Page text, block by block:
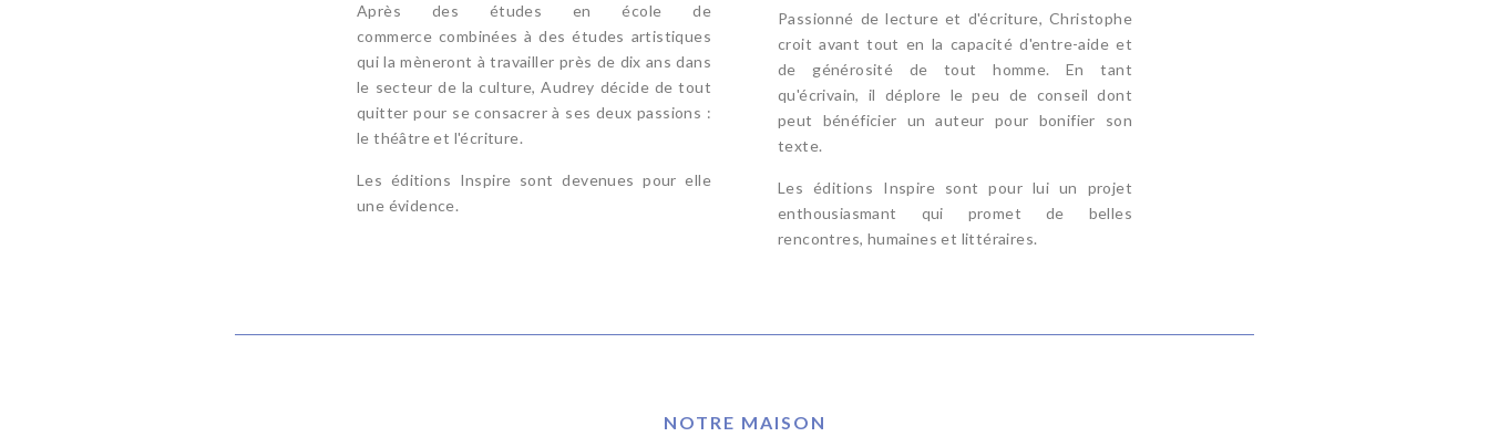
Après des études en école de
commerce combinées à des études artistiques
qui la mèneront à travailler près de dix ans dans
le secteur de la culture, Audrey décide de tout
quitter pour se consacrer à ses deux passions :
le théâtre et l'écriture.
Les éditions Inspire sont devenues pour elle
une évidence.
Passionné de lecture et d'écriture, Christophe
croit avant tout en la capacité d'entre-aide et
de générosité de tout homme. En tant
qu'écrivain, il déplore le peu de conseil dont
peut bénéficier un auteur pour bonifier son
texte.
Les éditions Inspire sont pour lui un projet
enthousiasmant qui promet de belles
rencontres, humaines et littéraires.
NOTRE MAISON